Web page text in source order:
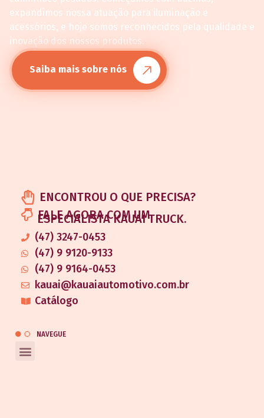
expandimos nossa atuação para iluminação e
acessórios, e hoje somos reconhecidos pela qualidade e
inovação dos nossos produtos.
Saiba mais sobre nós
ENCONTROU O QUE PRECISA?
FALE AGORA COM UM
ESPECIALISTA KAUAI TRUCK.
(47) 3247-0453
(47) 9 9120-9133
(47) 9 9164-0453
kauai@kauaiautomotivo.com.br
Catálogo
NAVEGUE